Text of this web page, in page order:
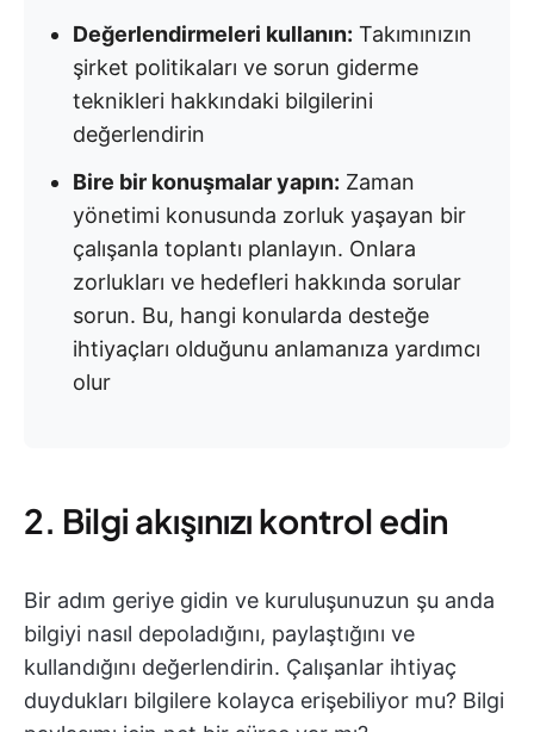
Değerlendirmeleri kullanın: Takımınızın
şirket politikaları ve sorun giderme
teknikleri hakkındaki bilgilerini
değerlendirin
Bire bir konuşmalar yapın: Zaman
yönetimi konusunda zorluk yaşayan bir
çalışanla toplantı planlayın. Onlara
zorlukları ve hedefleri hakkında sorular
sorun. Bu, hangi konularda desteğe
ihtiyaçları olduğunu anlamanıza yardımcı
olur
2. Bilgi akışınızı kontrol edin
Bir adım geriye gidin ve kuruluşunuzun şu anda
bilgiyi nasıl depoladığını, paylaştığını ve
kullandığını değerlendirin. Çalışanlar ihtiyaç
duydukları bilgilere kolayca erişebiliyor mu? Bilgi